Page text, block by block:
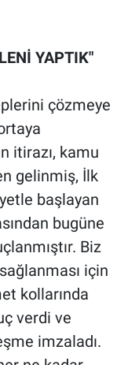
YAPTIK"
çözmeye
itirazı, kamu
gelinmiş, İlk
başlayan
bugüne
Biz
için
kollarında
verdi ve
imzaladı.